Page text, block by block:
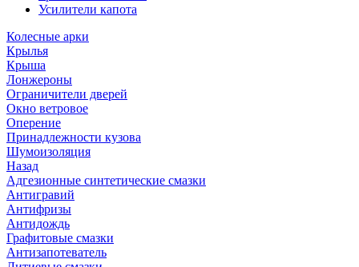
Усилители капота
Колесные арки
Крылья
Крыша
Лонжероны
Ограничители дверей
Окно ветровое
Оперение
Принадлежности кузова
Шумоизоляция
Назад
Адгезионные синтетические смазки
Антигравий
Антифризы
Антидождь
Графитовые смазки
Антизапотеватель